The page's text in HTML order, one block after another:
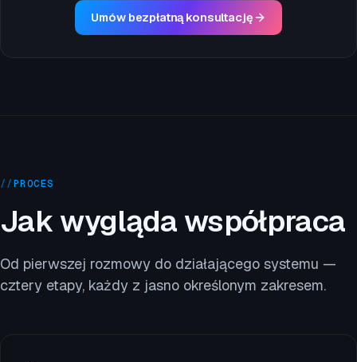
Umów bezpłatną konsultację
//PROCES
Jak wygląda współpraca
Od pierwszej rozmowy do działającego systemu —
cztery etapy, każdy z jasno określonym zakresem.